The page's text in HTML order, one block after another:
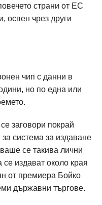
страни от ЕС
освен чрез други
чип с данни в
но по една или
заговори покрай
система за издаване
се такива лични
се издават около края
от премиера Бойко
държавни търгове.